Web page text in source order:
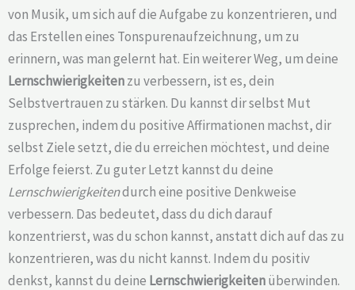
von Musik, um sich auf die Aufgabe zu konzentrieren, und
das Erstellen eines Tonspurenaufzeichnung, um zu
erinnern, was man gelernt hat. Ein weiterer Weg, um deine
Lernschwierigkeitenzu verbessern, ist es, dein
Selbstvertrauen zu stärken. Du kannst dir selbst Mut
zusprechen, indem du positive Affirmationen machst, dir
selbst Ziele setzt, die du erreichen möchtest, und deine
Erfolge feierst. Zu guter Letzt kannst du deine
Lernschwierigkeitendurch eine positive Denkweise
verbessern. Das bedeutet, dass du dich darauf
konzentrierst, was du schon kannst, anstatt dich auf das zu
konzentrieren, was du nicht kannst. Indem du positiv
denkst, kannst du deine Lernschwierigkeitenüberwinden.